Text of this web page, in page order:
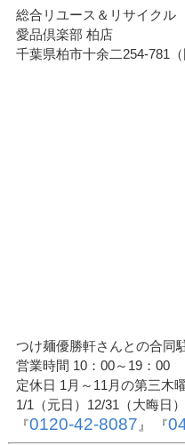
総合リユース＆リサイクル
愛品倶楽部 柏店
千葉県柏市十余二254-781（
つけ麺優勝軒さんとの合同
営業時間 10：00～19：00
定休日 1月～11月の第三木
1/1（元日）12/31（大晦日）
『0120-42-8087 』 『